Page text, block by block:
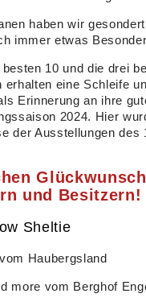
haben wir
immer etwas
10 und die drei
erhalten eine Schleife
Erinnerung an ihre
2024. Hier
der Ausstellungen des
und Besitzern!
Sheltie
Haubergsland
more vom Berghof